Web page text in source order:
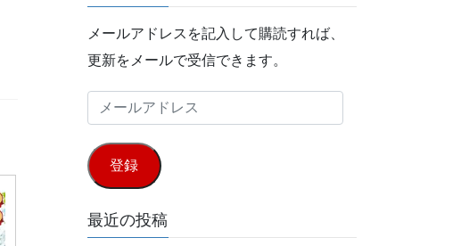
メールアドレスを記入して購読すれば、
更新をメールで受信できます。
ー
ル
ア
ド
レ
登録
最近の投稿